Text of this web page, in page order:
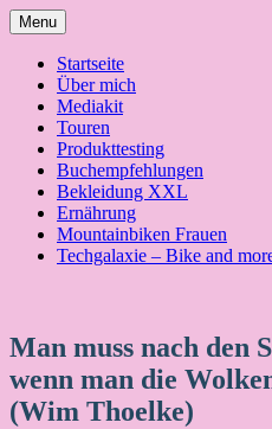
Skip
to
content
Menu
Startseite
Über mich
Mediakit
Touren
Produkttesting
Buchempfehlungen
Bekleidung XXL
Ernährung
Mountainbiken Frauen
Techgalaxie – Bike and
Man muss nach den
wenn man die
(Wim Thoelke)